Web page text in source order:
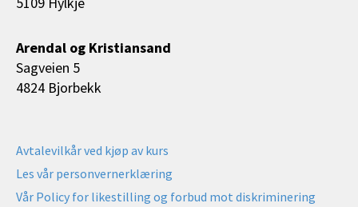
Arendal og Kristiansand
Sagveien 5
4824 Bjorbekk
Avtalevilkår ved kjøp av kurs
Les vår personvernerklæring
Vår Policy for likestilling og forbud mot diskriminering